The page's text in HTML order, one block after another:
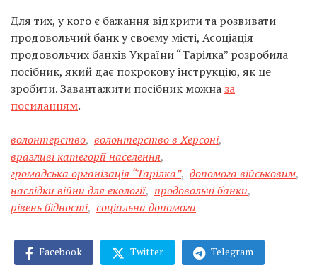
Для тих, у кого є бажання відкрити та розвивати
продовольчий банк у своєму місті, Асоціація
продовольчих банків України “Тарілка” розробила
посібник, який дає покрокову інструкцію, як це
зробити. Завантажити посібник можназа
посиланням.
волонтерство, волонтерство в Херсоні,
вразливі категорії населення,
громадська організація “Тарілка”, допомога військовим,
наслідки війни для екології, продовольчі банки,
рівень бідності, соціальна допомога
Facebook Twitter Telegram